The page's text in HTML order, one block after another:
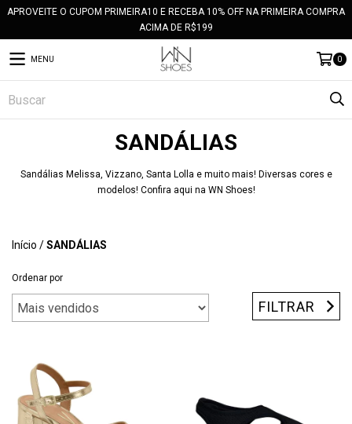
APROVEITE O CUPOM PRIMEIRA10 E RECEBA 10% OFF NA PRIMEIRA COMPRA
ACIMA DE R$199
MENU 0
SANDÁLIAS
Sandálias Melissa, Vizzano, Santa Lolla e muito mais! Diversas cores e
modelos! Confira aqui na WN Shoes!
Início /SANDÁLIAS
Ordenar por
FILTRAR